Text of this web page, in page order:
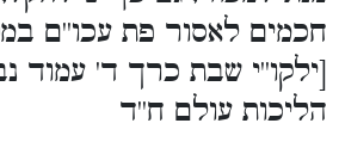
חכמים לאסור פת עכו''ם
[ילקו''י שבת כרך ד' עמוד
הליכות עולם ח''ד